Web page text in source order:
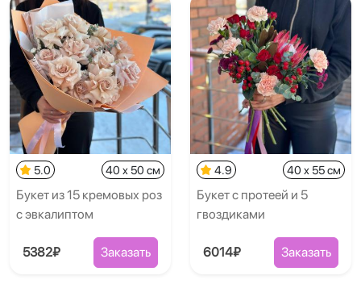
5.0 40 x 50 см
Букет из 15 кремовых роз
с эвкалиптом
5382₽ Заказать
4.9 40 x 55 см
Букет с протеей и 5
гвоздиками
6014₽ Заказать